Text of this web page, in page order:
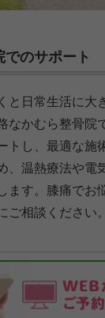
のサポート
と日常生活に大
なかむら整骨院
トし、最適な施
、温熱療法や電
ます。膝痛でお
ご相談ください。